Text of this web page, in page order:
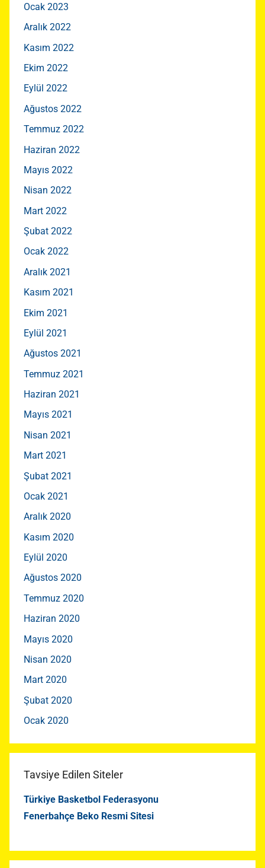
Ocak 2023
Aralık 2022
Kasım 2022
Ekim 2022
Eylül 2022
Ağustos 2022
Temmuz 2022
Haziran 2022
Mayıs 2022
Nisan 2022
Mart 2022
Şubat 2022
Ocak 2022
Aralık 2021
Kasım 2021
Ekim 2021
Eylül 2021
Ağustos 2021
Temmuz 2021
Haziran 2021
Mayıs 2021
Nisan 2021
Mart 2021
Şubat 2021
Ocak 2021
Aralık 2020
Kasım 2020
Eylül 2020
Ağustos 2020
Temmuz 2020
Haziran 2020
Mayıs 2020
Nisan 2020
Mart 2020
Şubat 2020
Ocak 2020
Tavsiye Edilen Siteler
Türkiye Basketbol Federasyonu
Fenerbahçe Beko Resmi Sitesi